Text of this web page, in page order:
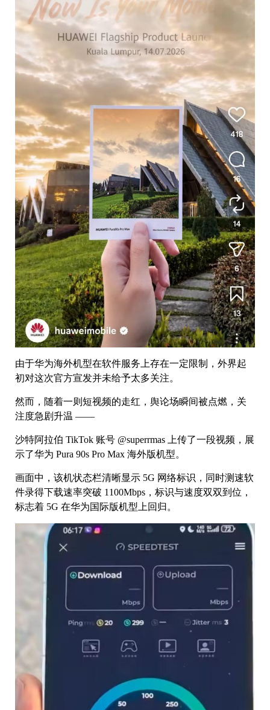
由于华为海外机型在软件服务上存在一定限制，外界起
初对这次官方宣发并未给予太多关注。
然而，随着一则短视频的走红，舆论场瞬间被点燃，关
注度急剧升温 ——
沙特阿拉伯 TikTok 账号 @superrmas 上传了一段视频，展
示了华为 Pura 90s Pro Max 海外版机型。
画面中，该机状态栏清晰显示 5G 网络标识，同时测速软
件录得下载速率突破 1100Mbps，标识与速度双双到位，
标志着 5G 在华为国际版机型上回归。